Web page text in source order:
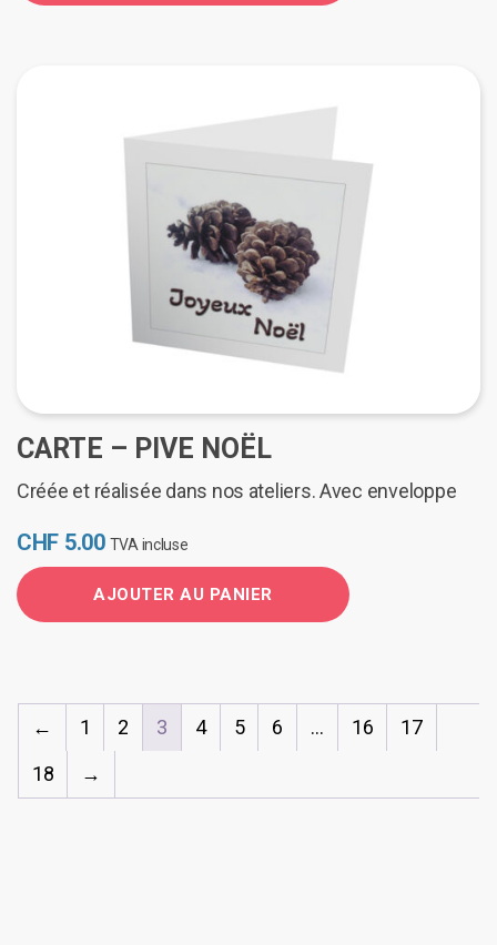
CARTE – PIVE NOËL
Créée et réalisée dans nos ateliers. Avec enveloppe
CHF 5.00 TVA incluse
AJOUTER AU PANIER
← 1 2 3 4 5 6 … 16
17
18
→